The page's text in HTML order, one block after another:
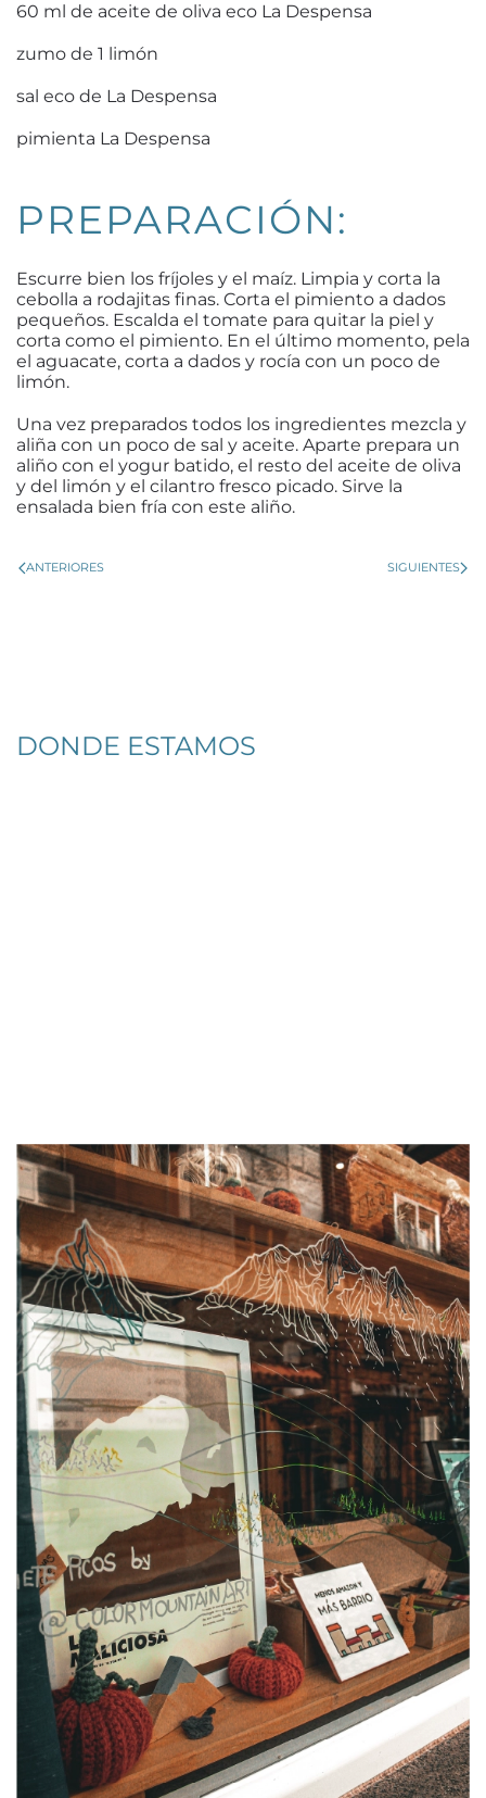
60 ml de aceite de oliva eco La Despensa
zumo de 1 limón
sal eco de La Despensa
pimienta La Despensa
PREPARACIÓN:
Escurre bien los fríjoles y el maíz. Limpia y corta la
cebolla a rodajitas finas. Corta el pimiento a dados
pequeños. Escalda el tomate para quitar la piel y
corta como el pimiento. En el último momento, pela
el aguacate, corta a dados y rocía con un poco de
limón.
Una vez preparados todos los ingredientes mezcla y
aliña con un poco de sal y aceite. Aparte prepara un
aliño con el yogur batido, el resto del aceite de oliva
y del limón y el cilantro fresco picado. Sirve la
ensalada bien fría con este aliño.
ANTERIORES SIGUIENTES
DONDE ESTAMOS